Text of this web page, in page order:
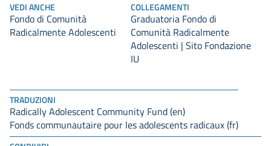
TRADUZIONI
Radically Adolescent Community Fund (en)
Fonds communautaire pour les adolescents radicaux (fr)
VEDI ANCHE
Fondo di Comunità
Radicalmente Adolescenti
COLLEGAMENTI
Graduatoria Fondo di
Comunità Radicalmente
Adolescenti | Sito Fondazione
IU